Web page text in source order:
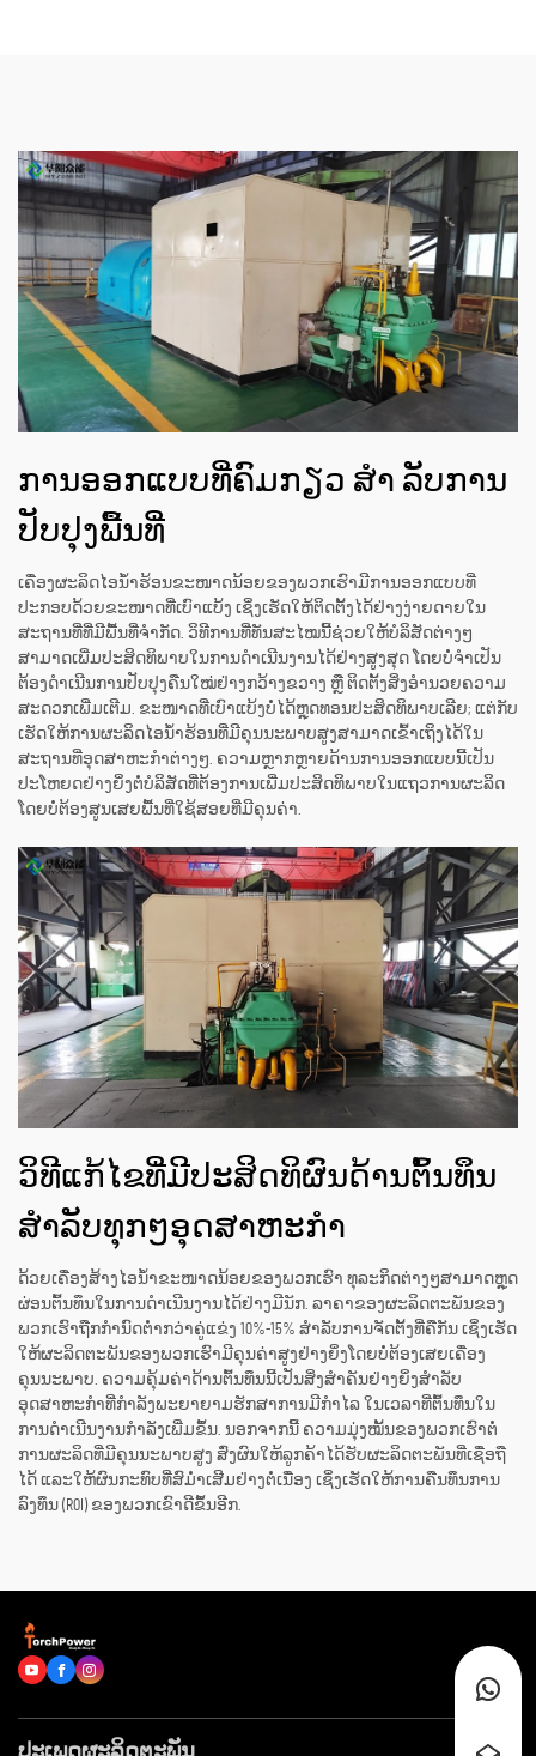
ການອອກແບບທີ່ຄົມກຽວ ສໍາ ລັບການ
ປັບປຸງພື້ນທີ່
ເຄື່ອງຜະລິດໄອນ້ຳຮ້ອນຂະໜາດນ້ອຍຂອງພວກເຮົາມີການອອກແບບທີ່
ປະກອບດ້ວຍຂະໜາດທີ່ເບົາແບ້ງ ເຊິ່ງເຮັດໃຫ້ຕິດຕັ້ງໄດ້ຢ່າງງ່າຍດາຍໃນ
ສະຖານທີ່ທີ່ມີພື້ນທີ່ຈຳກັດ. ວິທີການທີ່ທັນສະໄໝນີ້ຊ່ວຍໃຫ້ບໍລິສັດຕ່າງໆ
ສາມາດເພີ່ມປະສິດທິພາບໃນການດຳເນີນງານໄດ້ຢ່າງສູງສຸດ ໂດຍບໍ່ຈຳເປັນ
ຕ້ອງດຳເນີນການປັບປຸງຄືນໃໝ່ຢ່າງກວ້າງຂວາງ ຫຼື ຕິດຕັ້ງສິ່ງອຳນວຍຄວາມ
ສະດວກເພີ່ມເຕີມ. ຂະໜາດທີ່ເບົາແບ້ງບໍ່ໄດ້ຫຼຸດທອນປະສິດທິພາບເລີຍ; ແຕ່ກັບ
ເຮັດໃຫ້ການຜະລິດໄອນ້ຳຮ້ອນທີ່ມີຄຸນນະພາບສູງສາມາດເຂົ້າເຖິງໄດ້ໃນ
ສະຖານທີ່ອຸດສາຫະກຳຕ່າງໆ. ຄວາມຫຼາກຫຼາຍດ້ານການອອກແບບນີ້ເປັນ
ປະໂຫຍດຢ່າງຍິ່ງຕໍ່ບໍລິສັດທີ່ຕ້ອງການເພີ່ມປະສິດທິພາບໃນແຖວການຜະລິດ
ໂດຍບໍ່ຕ້ອງສູນເສຍພື້ນທີ່ໃຊ້ສອຍທີ່ມີຄຸນຄ່າ.
ວິທີແກ້ໄຂທີ່ມີປະສິດທິຜົນດ້ານຕົ້ນທຶນ
ສຳລັບທຸກໆອຸດສາຫະກຳ
ດ້ວຍເຄື່ອງສ້າງໄອນ້ຳຂະໜາດນ້ອຍຂອງພວກເຮົາ ທຸລະກິດຕ່າງໆສາມາດຫຼຸດ
ຜ່ອນຕົ້ນທຶນໃນການດຳເນີນງານໄດ້ຢ່າງມີນັກ. ລາຄາຂອງຜະລິດຕະພັນຂອງ
ພວກເຮົາຖືກກຳນົດຕໍ່າກວ່າຄູ່ແຂ່ງ 10%-15% ສຳລັບການຈັດຕັ້ງທີ່ຄືກັນ ເຊິ່ງເຮັດ
ໃຫ້ຜະລິດຕະພັນຂອງພວກເຮົາມີຄຸນຄ່າສູງຢ່າງຍິ່ງໂດຍບໍ່ຕ້ອງເສຍເຄື່ອງ
ຄຸນນະພາບ. ຄວາມຄຸ້ມຄ່າດ້ານຕົ້ນທຶນນີ້ເປັນສິ່ງສຳຄັນຢ່າງຍິ່ງສຳລັບ
ອຸດສາຫະກຳທີ່ກຳລັງພະຍາຍາມຮັກສາການມີກຳໄລ ໃນເວລາທີ່ຕົ້ນທຶນໃນ
ການດຳເນີນງານກຳລັງເພີ່ມຂຶ້ນ. ນອກຈາກນີ້ ຄວາມມຸ່ງໝັ້ນຂອງພວກເຮົາຕໍ່
ການຜະລິດທີ່ມີຄຸນນະພາບສູງ ສົ່ງຜົນໃຫ້ລູກຄ້າໄດ້ຮັບຜະລິດຕະພັນທີ່ເຊື່ອຖື
ໄດ້ ແລະໃຫ້ຜົນກະທົບທີ່ສົມ່ຳເສີມຢ່າງຕໍ່ເນື່ອງ ເຊິ່ງເຮັດໃຫ້ການຄືນທຶນການ
ລົງທຶນ (ROI) ຂອງພວກເຂົາດີຂຶ້ນອີກ.